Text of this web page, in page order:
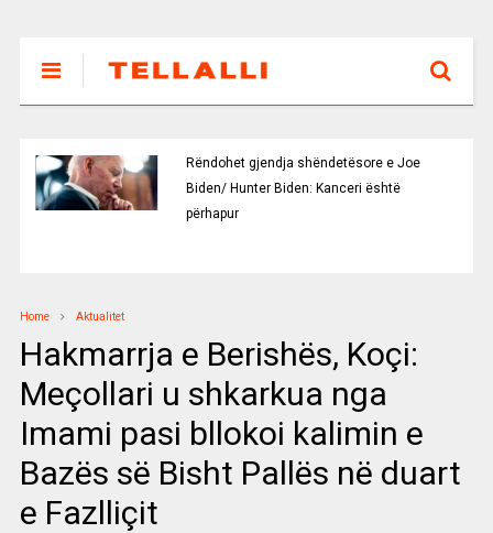
Rëndohet gjendja shëndetësore e Joe
Biden/ Hunter Biden: Kanceri është
përhapur
Home Aktualitet
Hakmarrja e Berishës, Koçi:
Meçollari u shkarkua nga
Imami pasi bllokoi kalimin e
Bazës së Bisht Pallës në duart
e Fazlliçit